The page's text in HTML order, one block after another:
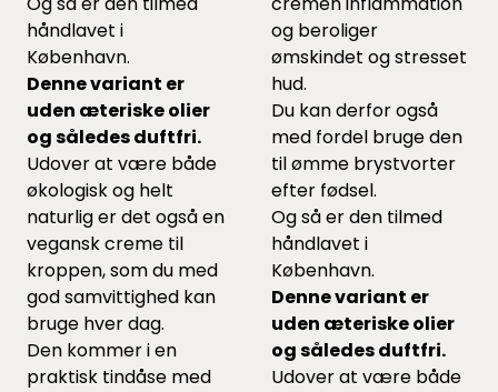
håndlavet i
København.
Denne variant er
uden æteriske olier
og således duftfri.
Udover at være både
økologisk og helt
naturlig er det også en
vegansk creme til
kroppen, som du med
god samvittighed kan
bruge hver dag.
Den kommer i en
praktisk tindåse med
og beroliger
ømskindet og stresset
hud.
Du kan derfor også
med fordel bruge den
til ømme brystvorter
efter fødsel.
Og så er den tilmed
håndlavet i
København.
Denne variant er
uden æteriske olier
og således duftfri.
Udover at være både